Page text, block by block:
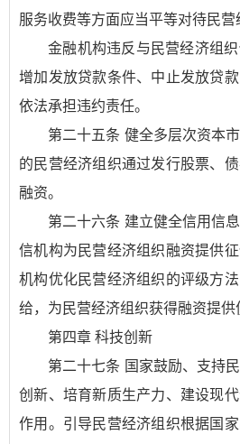
服务收费等方面应当平等对待民营
金融机构违反与民营经济组
增加发放贷款条件、中止发放贷款
依法承担违约责任。
第二十五条 健全多层次资本
的民营经济组织通过发行股票、
融资。
第二十六条 建立健全信用信
信机构为民营经济组织融资提供
机构优化民营经济组织的评级方
给，为民营经济组织获得融资提供
第四章 科技创新
第二十七条 国家鼓励、支持
创新、培育新质生产力、建设现
作用。引导民营经济组织根据国